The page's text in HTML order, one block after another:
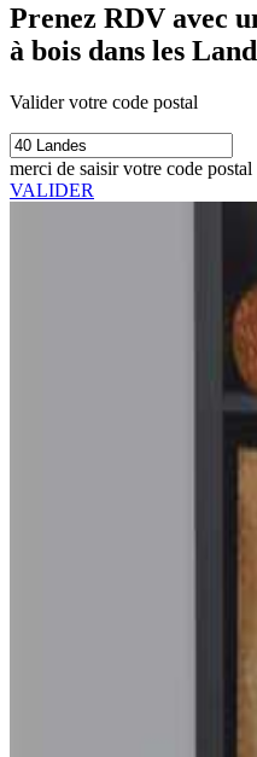
Prenez RDV avec
à bois dans les
Valider votre code postal
merci de saisir votre code postal
VALIDER